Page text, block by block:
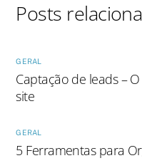
Posts
GERAL
Captação de leads –
site
GERAL
5 Ferramentas para